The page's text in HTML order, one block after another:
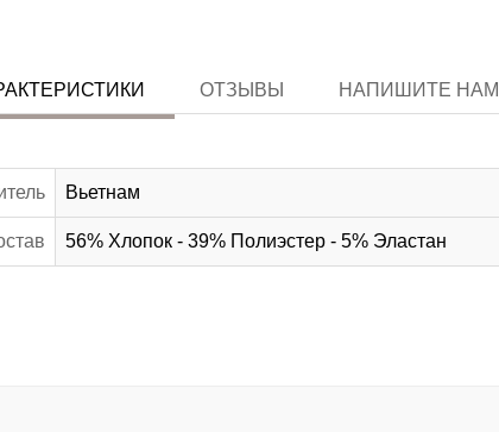
ОТЗЫВЫ НАПИШИТЕ НАМ
Вьетнам
56% Хлопок - 39% Полиэстер - 5% Эластан